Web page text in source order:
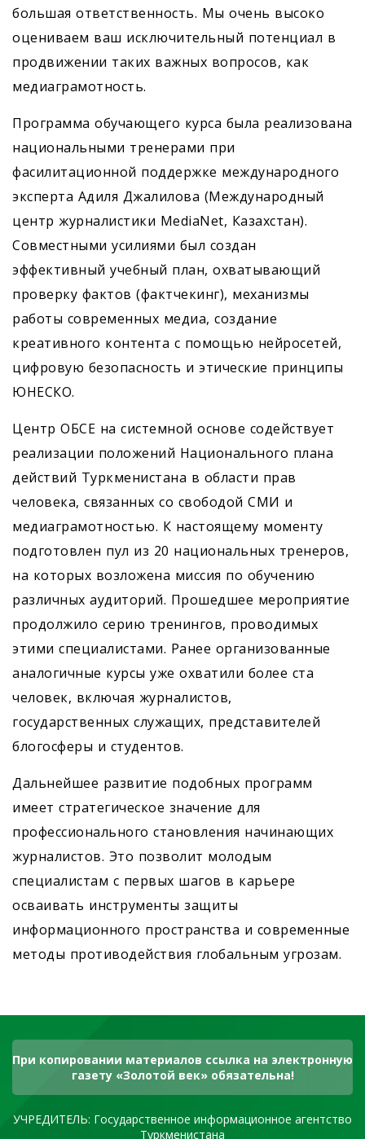
большая ответственность. Мы очень высоко
оцениваем ваш исключительный потенциал в
продвижении таких важных вопросов, как
медиаграмотность.
Программа обучающего курса была реализована
национальными тренерами при
фасилитационной поддержке международного
эксперта Адиля Джалилова (Международный
центр журналистики MediaNet, Казахстан).
Совместными усилиями был создан
эффективный учебный план, охватывающий
проверку фактов (фактчекинг), механизмы
работы современных медиа, создание
креативного контента с помощью нейросетей,
цифровую безопасность и этические принципы
ЮНЕСКО.
Центр ОБСЕ на системной основе содействует
реализации положений Национального плана
действий Туркменистана в области прав
человека, связанных со свободой СМИ и
медиаграмотностью. К настоящему моменту
подготовлен пул из 20 национальных тренеров,
на которых возложена миссия по обучению
различных аудиторий. Прошедшее мероприятие
продолжило серию тренингов, проводимых
этими специалистами. Ранее организованные
аналогичные курсы уже охватили более ста
человек, включая журналистов,
государственных служащих, представителей
блогосферы и студентов.
Дальнейшее развитие подобных программ
имеет стратегическое значение для
профессионального становления начинающих
журналистов. Это позволит молодым
специалистам с первых шагов в карьере
осваивать инструменты защиты
информационного пространства и современные
методы противодействия глобальным угрозам.
При копировании материалов ссылка на электронную
газету «Золотой век» обязательна!
УЧРЕДИТЕЛЬ: Государственное информационное агентство
Туркменистана